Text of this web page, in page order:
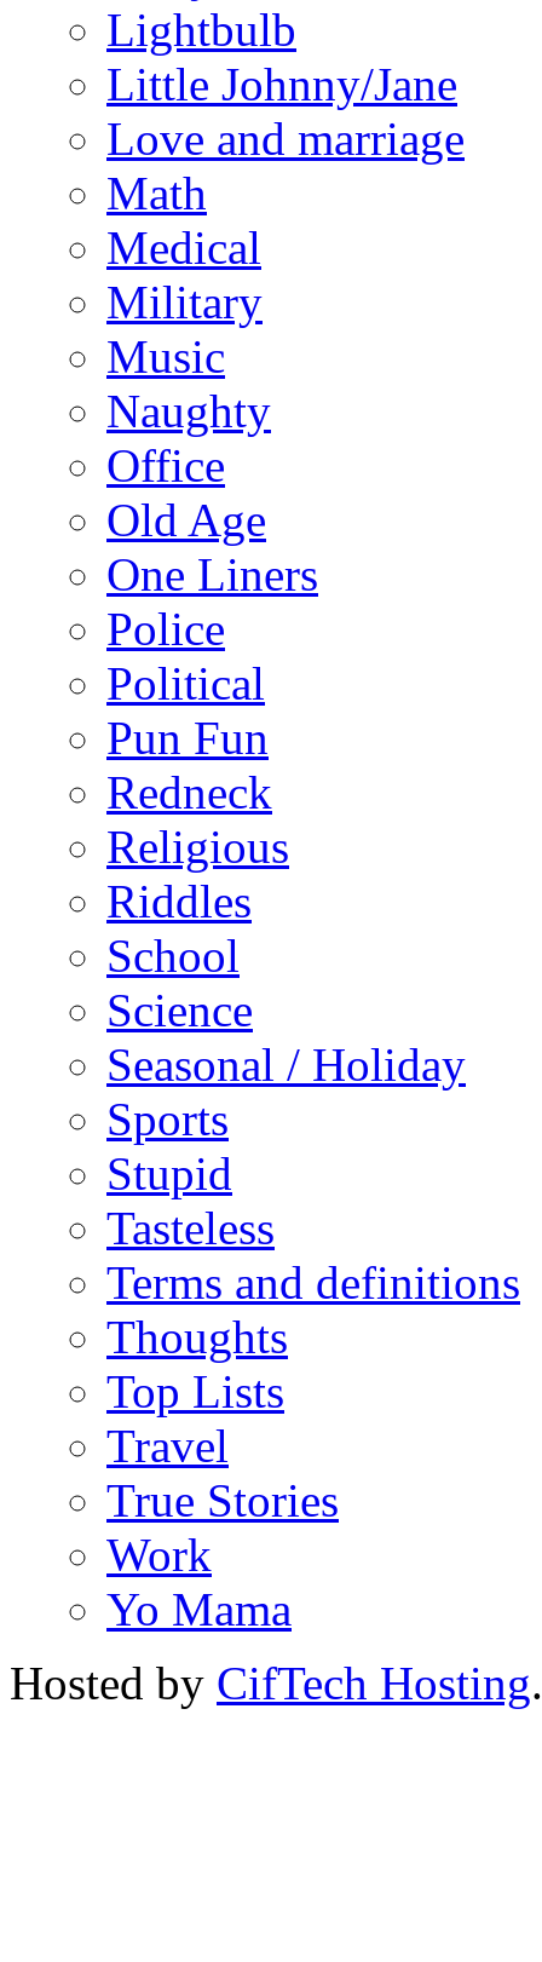
Lightbulb
Little Johnny/Jane
Love and marriage
Math
Medical
Military
Music
Naughty
Office
Old Age
One Liners
Police
Political
Pun Fun
Redneck
Religious
Riddles
School
Science
Seasonal / Holiday
Sports
Stupid
Tasteless
Terms and definitions
Thoughts
Top Lists
Travel
True Stories
Work
Yo Mama
Hosted by CifTech Hosting.